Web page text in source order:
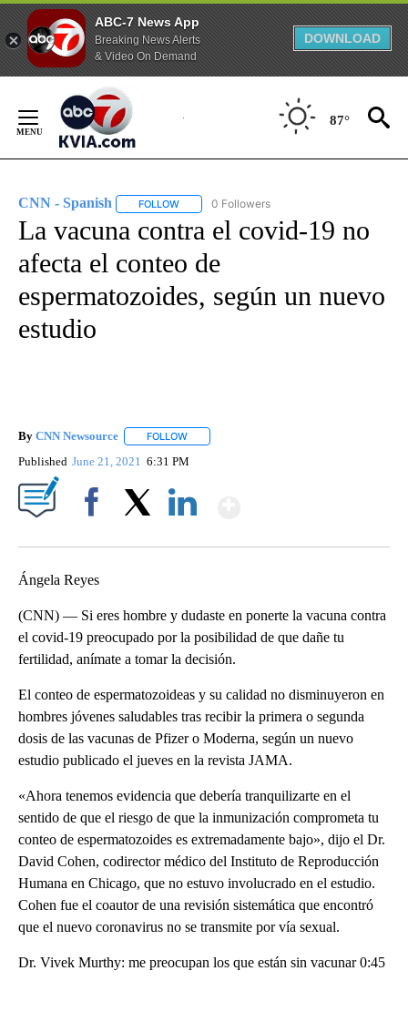
ABC-7 News App
Breaking News Alerts
& Video On Demand
DOWNLOAD
Content
87°
CNN - Spanish FOLLOW FOLLOW "CNN - SPANISH" TO RECEIVE
0 Followers
La vacuna contra el covid-19 no
afecta el conteo de
espermatozoides, según un nuevo
estudio
By CNN Newsource FOLLOW
Published June 21, 2021 6:31 PM
Ángela Reyes
(CNN) — Si eres hombre y dudaste en ponerte la vacuna contra
el covid-19 preocupado por la posibilidad de que dañe tu
fertilidad, anímate a tomar la decisión.
El conteo de espermatozoideas y su calidad no disminuyeron en
hombres jóvenes saludables tras recibir la primera o segunda
dosis de las vacunas de Pfizer o Moderna, según un nuevo
estudio publicado el jueves en la revista JAMA.
«Ahora tenemos evidencia que debería tranquilizarte en el
sentido de que el riesgo de que la inmunización comprometa tu
conteo de espermatozoides es extremadamente bajo», dijo el Dr.
David Cohen, codirector médico del Instituto de Reproducción
Humana en Chicago, que no estuvo involucrado en el estudio.
Cohen fue el coautor de una revisión sistemática que encontró
que el nuevo coronavirus no se transmite por vía sexual.
Dr. Vivek Murthy: me preocupan los que están sin vacunar 0:45